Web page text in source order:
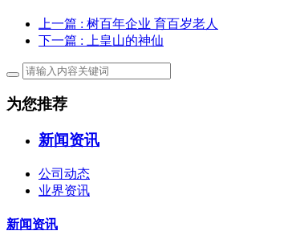
上一篇 : 树百年企业 育百岁老人
下一篇 : 上皇山的神仙
为您推荐
新闻资讯
公司动态
业界资讯
新闻资讯